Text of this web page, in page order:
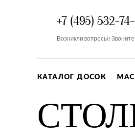
+7 (495) 532-
Возникли вопросы?
КАТАЛОГ ДОСОК